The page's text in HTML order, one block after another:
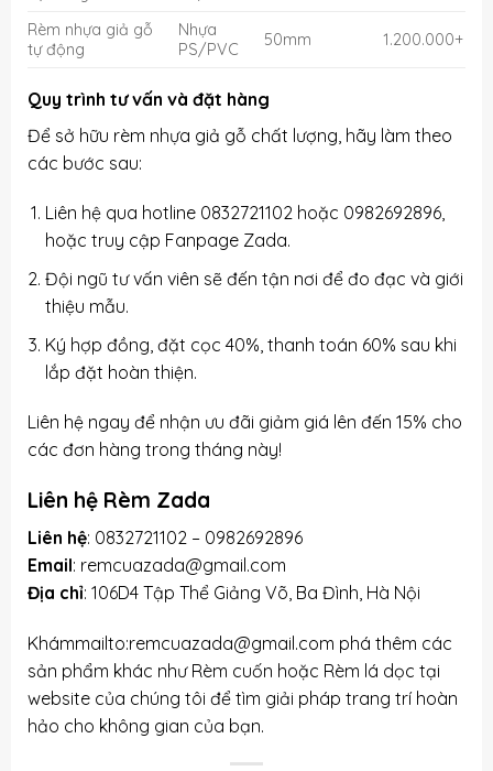
Rèm nhựa giả gỗ
tự động
Nhựa
PS/PVC
50mm 1.200.000+
Quy trình tư vấn và đặt hàng
Để sở hữu rèm nhựa giả gỗ chất lượng, hãy làm theo
các bước sau:
Liên hệ qua hotline 0832721102 hoặc 0982692896,
hoặc truy cập Fanpage Zada.
Đội ngũ tư vấn viên sẽ đến tận nơi để đo đạc và giới
thiệu mẫu.
Ký hợp đồng, đặt cọc 40%, thanh toán 60% sau khi
lắp đặt hoàn thiện.
Liên hệ ngay để nhận ưu đãi giảm giá lên đến 15% cho
các đơn hàng trong tháng này!
Liên hệ Rèm Zada
Liên hệ: 0832721102 – 0982692896
Email: remcuazada@gmail.com
Địa chỉ: 106D4 Tập Thể Giảng Võ, Ba Đình, Hà Nội
Khámmailto:remcuazada@gmail.com phá thêm các
sản phẩm khác như Rèm cuốn hoặc Rèm lá dọc tại
website của chúng tôi để tìm giải pháp trang trí hoàn
hảo cho không gian của bạn.